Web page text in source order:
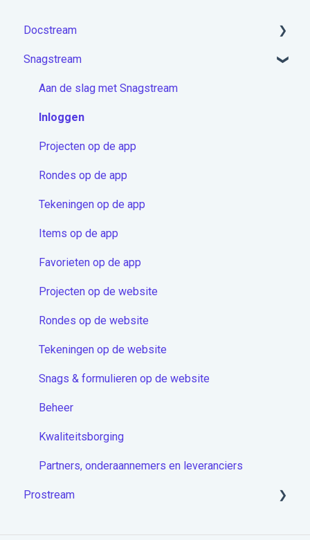
Docstream
Aan de slag met Docstream
Account activeren & Inloggen
Projecten module
Mappen
Documenten
Berichten
Contactenmodule
Proceduremodule
Extra
Docstream App
Koppelingen
Overige artikelen
Snagstream
Aan de slag met Snagstream
Inloggen
Projecten op de app
Rondes op de app
Tekeningen op de app
Items op de app
Favorieten op de app
Projecten op de website
Rondes op de website
Tekeningen op de website
Snags & formulieren op de website
Beheer
Kwaliteitsborging
Partners, onderaannemers en leveranciers
Prostream